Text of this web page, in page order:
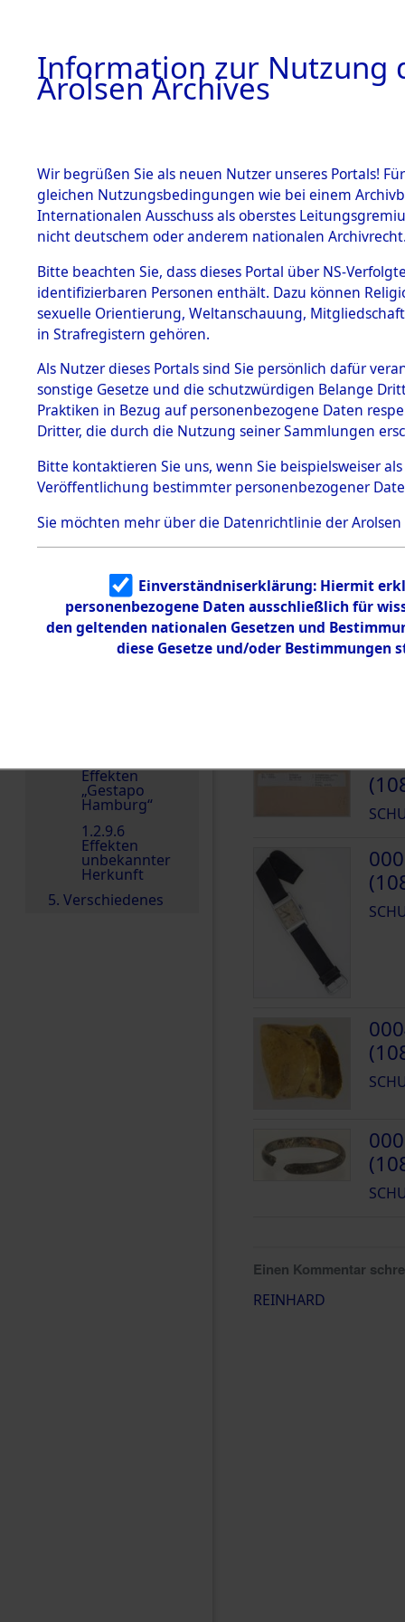
BESTÄNDE
1.
Inhaftierungsdoku
mente
1.2.9 Beim ITS
verwahrte
1.2.9.1
Effekten aus
dem KZ
Dachau
Effekten aus
dem KZ
Dachau,
Landesentsch
ädigungsamt
Effekten aus
dem KZ
Neuengamm
e
Dokument
Effekten
„Gestapo
Hamburg“
1.2.9.6
Effekten
unbekannter
Herkunft
5. Verschiedenes
5Akten
REINHARD
Weitere Angaben
Die Personalien des
wurden nach der
Inventarisierung und
Nachforschungen
Häftlingsnummer
DOKUMENTE
Einen Kommentar
REINHARD
Information zur Nutzung
Arolsen Archives
Wir begrüßen Sie als neuen Nutzer unseres Portals!
gleichen Nutzungsbedingungen wie bei einem
Internationalen Ausschuss als oberstes
nicht deutschem oder anderem nationalen
Bitte beachten Sie, dass dieses Portal über NS-
identifizierbaren Personen enthält. Dazu können
sexuelle Orientierung, Weltanschauung,
in Strafregistern gehören.
Als Nutzer dieses Portals sind Sie persönlich dafür
sonstige Gesetze und die schutzwürdigen Belange
Praktiken in Bezug auf personenbezogene Daten
Dritter, die durch die Nutzung seiner Sammlungen
Bitte kontaktieren Sie uns, wenn Sie beispielsweiser
Veröffentlichung bestimmter personenbezogener
Sie möchten mehr über die Datenrichtlinie der Arolsen
Einverständniserklärung: Hiermit
personenbezogene Daten ausschließlich für
den geltenden nationalen Gesetzen und
diese Gesetze und/oder Bestimmungen